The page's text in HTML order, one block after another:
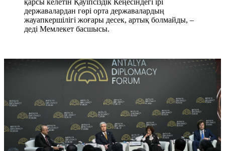
қарсы келетін Қауіпсіздік Кеңесіндегі ірі
державалардан гөрі орта державалардың
жауапкершілігі жоғары десек, артық болмайды, –
деді Мемлекет басшысы.